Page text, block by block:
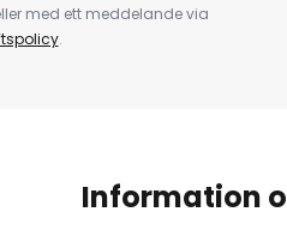
med ett meddelande via
.
Information